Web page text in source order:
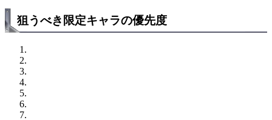
狙うべき限定キャラの優先度